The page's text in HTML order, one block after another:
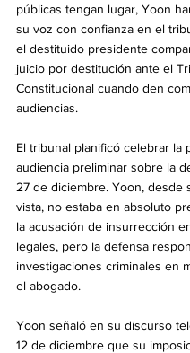
públicas tengan lugar, Yoon
su voz con confianza en el
el destituido presidente
juicio por destitución ante el
Constitucional cuando den
audiencias.
El tribunal planificó celebrar la
audiencia preliminar sobre la
27 de diciembre. Yoon, desde
vista, no estaba en absoluto
la acusación de insurrección
legales, pero la defensa
investigaciones criminales en
el abogado.
Yoon señaló en su discurso
12 de diciembre que su